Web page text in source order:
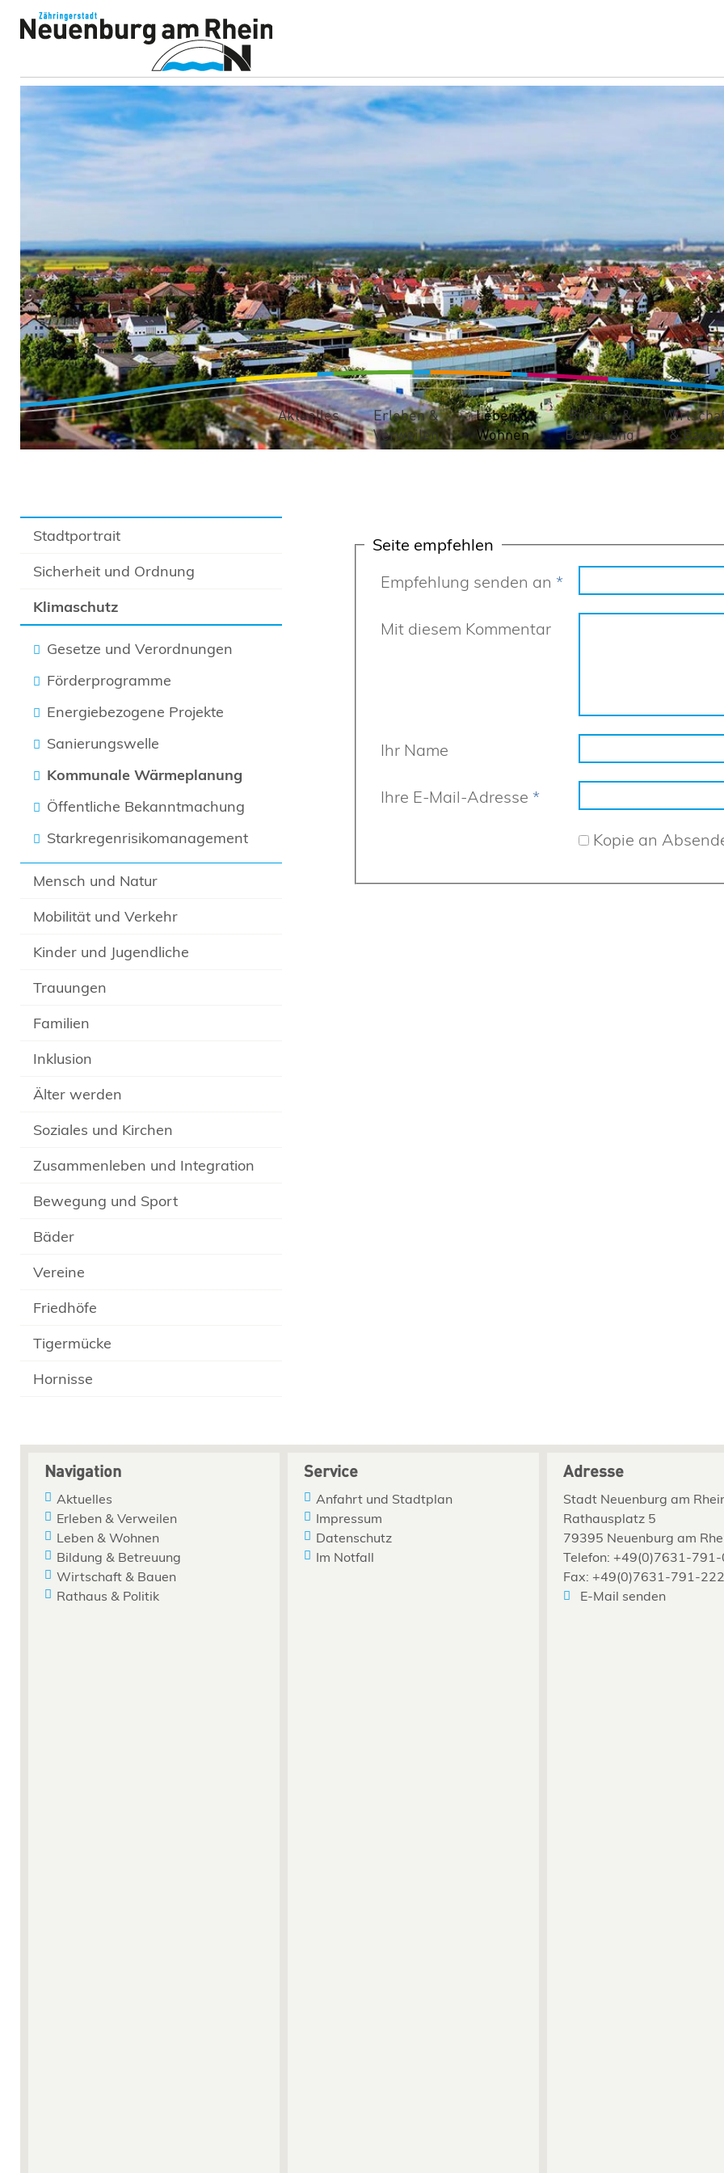
Aktuelles
Erleben &
Verweilen
Leben &
Wohnen
Bildung &
Betreuung
& Bauen
Stadtportrait
Sicherheit und Ordnung
Klimaschutz
Gesetze und Verordnungen
Förderprogramme
Energiebezogene Projekte
Sanierungswelle
Kommunale Wärmeplanung
Öffentliche Bekanntmachung
Starkregenrisikomanagement
Mensch und Natur
Mobilität und Verkehr
Kinder und Jugendliche
Trauungen
Familien
Inklusion
Älter werden
Soziales und Kirchen
Zusammenleben und Integration
Bewegung und Sport
Bäder
Vereine
Friedhöfe
Tigermücke
Hornisse
Seite empfehlen
Empfehlung senden an *
Mit diesem Kommentar
Ihr Name
Ihre E-Mail-Adresse *
Kopie an
Navigation
Aktuelles
Erleben & Verweilen
Leben & Wohnen
Bildung & Betreuung
Wirtschaft & Bauen
Rathaus & Politik
Service
Anfahrt und Stadtplan
Impressum
Datenschutz
Im Notfall
Adresse
Stadt Neuenburg am
Rathausplatz 5
79395 Neuenburg am
Telefon: +49(0)7631-
Fax: +49(0)7631-791-222
E-Mail senden